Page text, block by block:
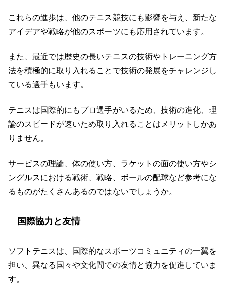
これらの進歩は、他のテニス競技にも影響を与え、新たな
アイデアや戦略が他のスポーツにも応用されています。
また、最近では歴史の長いテニスの技術やトレーニング方
法を積極的に取り入れることで技術の発展をチャレンジし
ている選手もいます。
テニスは国際的にもプロ選手がいるため、技術の進化、理
論のスピードが速いため取り入れることはメリットしかあ
りません。
サービスの理論、体の使い方、ラケットの面の使い方やシ
ングルスにおける戦術、戦略、ボールの配球など参考にな
るものがたくさんあるのではないでしょうか。
国際協力と友情
ソフトテニスは、国際的なスポーツコミュニティの一翼を
担い、異なる国々や文化間での友情と協力を促進していま
す。